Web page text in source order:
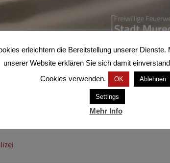
erleichtern die Bereitstellung unserer Dienste.
unserer Website erklären Sie sich damit
Cookies verwenden.
OK Ablehnen
Settings
Mehr Info